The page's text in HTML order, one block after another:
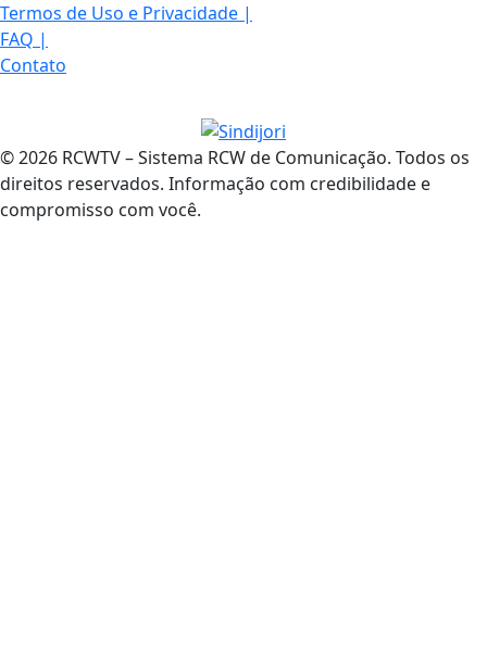
Termos de Uso e Privacidade |
FAQ |
Contato
© 2026 RCWTV – Sistema RCW de Comunicação. Todos os
direitos reservados. Informação com credibilidade e
compromisso com você.